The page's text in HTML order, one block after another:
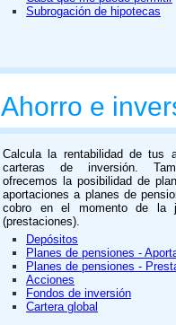
Subrogación de hipotecas
Ahorro e
Calcula la rentabilidad de tus
carteras de inversión.
ofrecemos la posibilidad de
aportaciones a planes de
cobro en el momento de la
(prestaciones).
Depósitos
Planes de pensiones -
Planes de pensiones -
Acciones
Fondos de inversión
Cartera global